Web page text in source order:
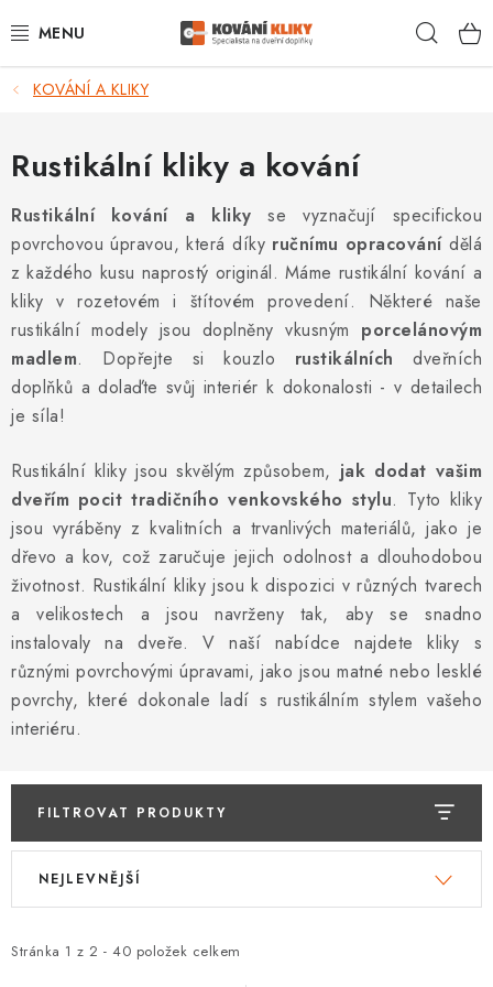
na
VÝPRODEJ - TOP AKCE
BLOG
UŽITEČNÉ RADY
VRÁCENÍ ZBOŽÍ
POŠTOVNÉ
OP
KLIKY S LOŽISKEM
KLIKY - EASY LOCK
CHYTRÉ KLIKY
KOVÁNÍ A KLIKY
BEZPEČNOSTNÍ KOVÁNÍ
CYLINDRICKÉ VLOŽKY
VISACÍ ZÁMKY
SPECIÁLNÍ KOVÁNÍ
KOVÁNÍ A KLIKY
Rustikální kliky a kování
Rustikální kování a kliky se vyznačují specifickou
povrchovou úpravou, která díky ručnímu opracovánídělá
z každého kusu naprostý originál. Máme rustikální kování a
kliky v rozetovém i štítovém provedení. Některé naše
rustikální modely jsou doplněny vkusným porcelánovým
madlem. Dopřejte si kouzlo rustikálních dveřních
doplňků a dolaďte svůj interiér k dokonalosti - v detailech
je síla!
Rustikální kliky jsou skvělým způsobem, jak dodat vašim
dveřím pocit tradičního venkovského stylu. Tyto kliky
jsou vyráběny z kvalitních a trvanlivých materiálů, jako je
dřevo a kov, což zaručuje jejich odolnost a dlouhodobou
životnost. Rustikální kliky jsou k dispozici v různých tvarech
a velikostech a jsou navrženy tak, aby se snadno
instalovaly na dveře. V naší nabídce najdete kliky s
různými povrchovými úpravami, jako jsou matné nebo lesklé
povrchy, které dokonale ladí s rustikálním stylem vašeho
interiéru.
FILTROVAT PRODUKTY
V
i
Stránka 1 z 2 - 40 položek celkem
Ř
e
NEJLEVNĚJŠÍ